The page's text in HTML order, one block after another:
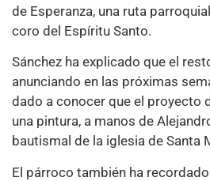
de Esperanza, una ruta
coro del Espíritu Santo.
Sánchez ha explicado que el
anunciando en las próximas
dado a conocer que el proyecto
una pintura, a manos de
bautismal de la iglesia de Santa
El párroco también ha